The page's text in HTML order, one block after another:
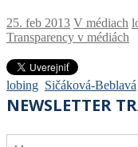
V médiach
Transparency v médiách
lobing Sičáková-Beblavá